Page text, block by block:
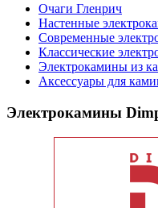
Очаги Гленрич
Настенные
Современные
Классические
Электрокамины из
Аксессуары для
Электрокамины